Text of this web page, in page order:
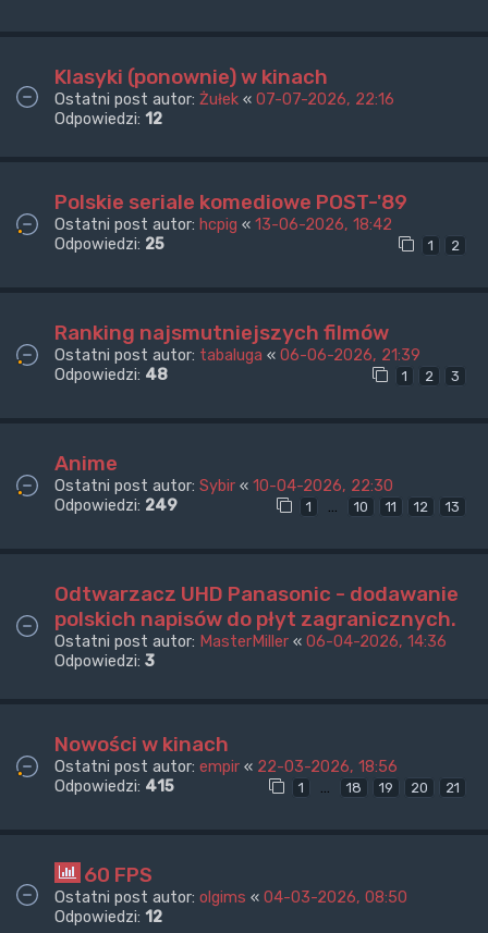
Klasyki (ponownie) w kinach
Ostatni post autor: Żułek « 07-07-2026, 22:16
Odpowiedzi: 12
Polskie seriale komediowe POST-'89
Ostatni post autor: hcpig « 13-06-2026, 18:42
Odpowiedzi: 25 1 2
Ranking najsmutniejszych filmów
Ostatni post autor: tabaluga « 06-06-2026, 21:39
Odpowiedzi: 48 1 2 3
Anime
Ostatni post autor: Sybir « 10-04-2026, 22:30
Odpowiedzi: 249 1 … 10 11 12 13
Odtwarzacz UHD Panasonic - dodawanie
polskich napisów do płyt zagranicznych.
Ostatni post autor: MasterMiller « 06-04-2026, 14:36
Odpowiedzi: 3
Nowości w kinach
Ostatni post autor: empir « 22-03-2026, 18:56
Odpowiedzi: 415 1 … 18 19 20 21
60 FPS
Ostatni post autor: olgims « 04-03-2026, 08:50
Odpowiedzi: 12